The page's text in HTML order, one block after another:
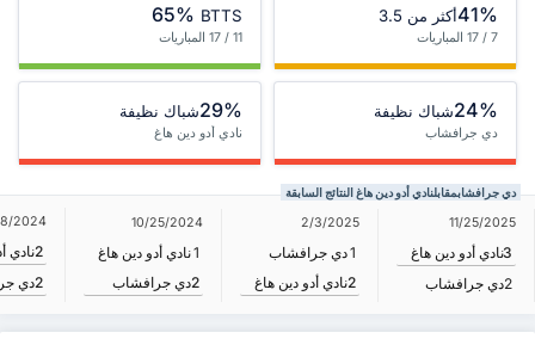
41%أكثر من 3.5
7 / 17 المباريات
65% BTTS
11 / 17 المباريات
24%شباك نظيفة
دي جرافشاب
29%شباك نظيفة
نادي أدو دين هاغ
دي جرافشابمقابلنادي أدو دين هاغ النتائج السابقة
11/25/2025
نادي أدو دين هاغ3
دي جرافشاب2
2/3/2025
دي جرافشاب1
نادي أدو دين هاغ2
10/25/2024
نادي أدو دين هاغ1
دي جرافشاب2
2024
نادي2
دي2